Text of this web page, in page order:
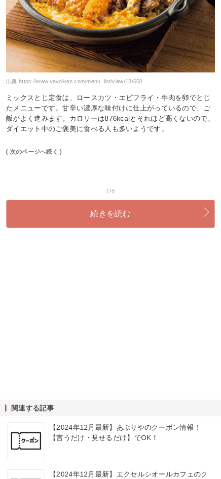
出典: https://www.yayoiken.com/menu_list/view/13/668
ミックスとじ定食は、ロースカツ・エビフライ・牛肉を卵でとじ
たメニューです。甘辛い濃厚な味付けに仕上がっているので、ご
飯がよく進みます。カロリーは876kcalとそれほど高くないので、
ダイエット中のご褒美に食べる人も多いようです。
( 次のページへ続く )
1/6
続きを読む
関連する記事
【2024年12月最新】あぶりやのクーポン情報！
【言うだけ・見せるだけ】でOK！
【2024年12月最新】エクセルシオールカフェのク